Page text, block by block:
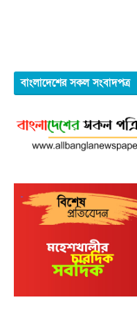
বাংলাদেশের সকল সংবাদপত্র